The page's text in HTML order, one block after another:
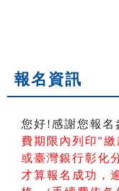
報名資訊
您好!感謝您報名
費期限內列印"
或臺灣銀行彰化
才算報名成功，